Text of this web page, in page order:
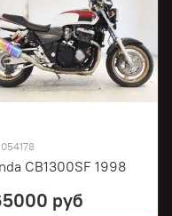
054178
CB1300SF 1998
руб